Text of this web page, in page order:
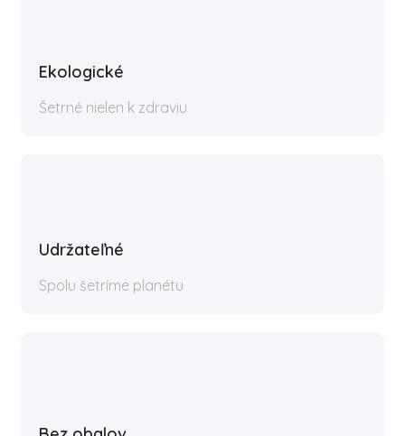
Ekologické
Šetrné nielen k zdraviu
Udržateľné
Spolu šetríme planétu